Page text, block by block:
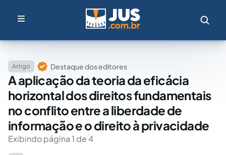
Artigo Destaque dos editores
A aplicação da teoria da eficácia
horizontal dos direitos fundamentais
no conflito entre a liberdade de
informação e o direito à privacidade
Exibindo página 1 de 4